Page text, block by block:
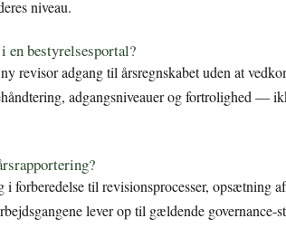
niveau.
en bestyrelsesportal?
revisor adgang til årsregnskabet uden at
adgangsniveauer og fortrolighed —
i forberedelse til revisionsprocesser, opsætning
lever op til gældende governance-